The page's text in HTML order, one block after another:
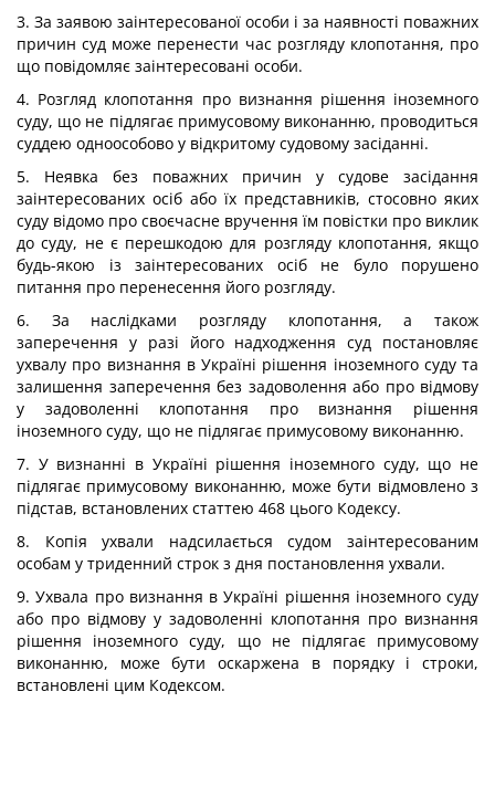
3. За заявою заінтересованої особи і за наявності поважних
причин суд може перенести час розгляду клопотання, про
що повідомляє заінтересовані особи.
4. Розгляд клопотання про визнання рішення іноземного
суду, що не підлягає примусовому виконанню, проводиться
суддею одноособово у відкритому судовому засіданні.
5. Неявка без поважних причин у судове засідання
заінтересованих осіб або їх представників, стосовно яких
суду відомо про своєчасне вручення їм повістки про виклик
до суду, не є перешкодою для розгляду клопотання, якщо
будь-якою із заінтересованих осіб не було порушено
питання про перенесення його розгляду.
6. За наслідками розгляду клопотання, а також
заперечення у разі його надходження суд постановляє
ухвалу про визнання в Україні рішення іноземного суду та
залишення заперечення без задоволення або про відмову
у задоволенні клопотання про визнання рішення
іноземного суду, що не підлягає примусовому виконанню.
7. У визнанні в Україні рішення іноземного суду, що не
підлягає примусовому виконанню, може бути відмовлено з
підстав, встановлених статтею 468 цього Кодексу.
8. Копія ухвали надсилається судом заінтересованим
особам у триденний строк з дня постановлення ухвали.
9. Ухвала про визнання в Україні рішення іноземного суду
або про відмову у задоволенні клопотання про визнання
рішення іноземного суду, що не підлягає примусовому
виконанню, може бути оскаржена в порядку і строки,
встановлені цим Кодексом.